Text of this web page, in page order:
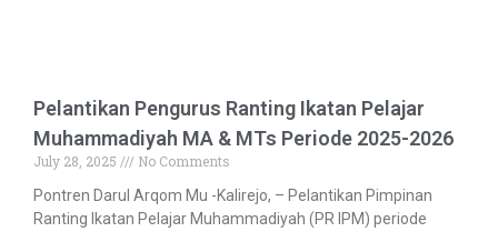
Pelantikan Pengurus Ranting Ikatan Pelajar
Muhammadiyah MA & MTs Periode 2025-2026
July 28, 2025
No Comments
Pontren Darul Arqom Mu -Kalirejo, – Pelantikan Pimpinan
Ranting Ikatan Pelajar Muhammadiyah (PR IPM) periode